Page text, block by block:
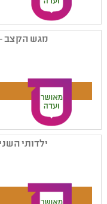
מגש הקצב -
ילדותי